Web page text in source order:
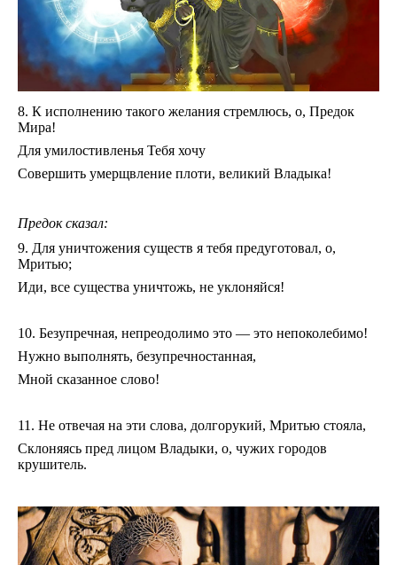
8. К исполнению такого желания стремлюсь, о, Предок
Мира!
Для умилостивленья Тебя хочу
Совершить умерщвление плоти, великий Владыка!
Предок сказал:
9. Для уничтожения существ я тебя предуготовал, о,
Мритью;
Иди, все существа уничтожь, не уклоняйся!
10. Безупречная, непреодолимо это — это непоколебимо!
Нужно выполнять, безупречностанная,
Мной сказанное слово!
11. Не отвечая на эти слова, долгорукий, Мритью стояла,
Склоняясь пред лицом Владыки, о, чужих городов
крушитель.